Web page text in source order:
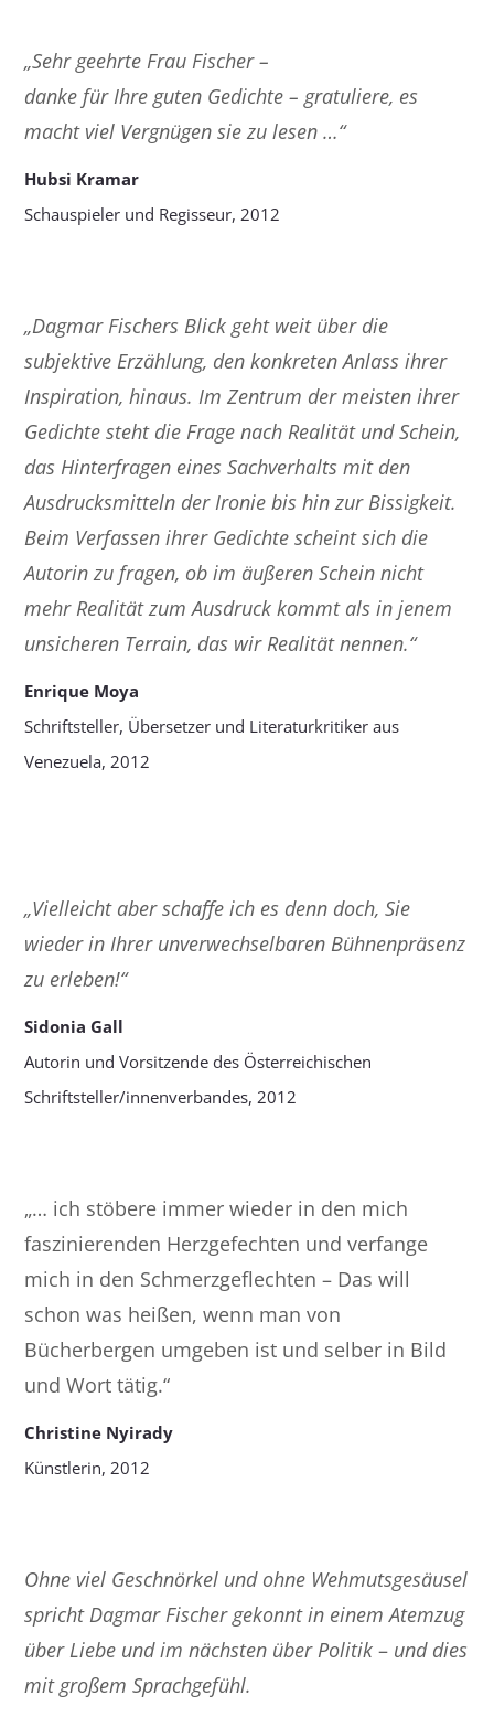
Hubsi Kramar
Schauspieler und Regisseur, 2012
„Sehr geehrte Frau Fischer –
danke für Ihre guten Gedichte – gratuliere, es
macht viel Vergnügen sie zu lesen …“
Enrique Moya
Schriftsteller, Übersetzer und Literaturkritiker aus
Venezuela, 2012
„Dagmar Fischers Blick geht weit über die
subjektive Erzählung, den konkreten Anlass ihrer
Inspiration, hinaus. Im Zentrum der meisten ihrer
Gedichte steht die Frage nach Realität und Schein,
das Hinterfragen eines Sachverhalts mit den
Ausdrucksmitteln der Ironie bis hin zur Bissigkeit.
Beim Verfassen ihrer Gedichte scheint sich die
Autorin zu fragen, ob im äußeren Schein nicht
mehr Realität zum Ausdruck kommt als in jenem
unsicheren Terrain, das wir Realität nennen.“
Sidonia Gall
Autorin und Vorsitzende des Österreichischen
Schriftsteller/innenverbandes, 2012
„Vielleicht aber schaffe ich es denn doch, Sie
wieder in Ihrer unverwechselbaren Bühnenpräsenz
zu erleben!“
Christine Nyirady
Künstlerin, 2012
„… ich stöbere immer wieder in den mich
faszinierenden Herzgefechten und verfange
mich in den Schmerzgeflechten – Das will
schon was heißen, wenn man von
Bücherbergen umgeben ist und selber in Bild
und Wort tätig.“
Ohne viel Geschnörkel und ohne Wehmutsgesäusel
spricht Dagmar Fischer gekonnt in einem Atemzug
über Liebe und im nächsten über Politik – und dies
mit großem Sprachgefühl.